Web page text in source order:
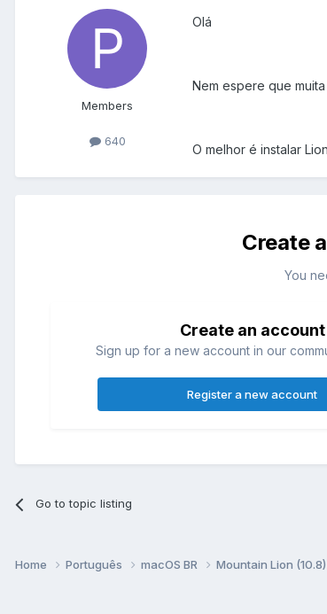
Members
640
Olá
Nem espere que
O melhor é instalar
Create
You
Create an account
Sign up for a new account in our
Register a new account
Go to topic listing
Home Português macOS BR Mountain Lion (10.8)